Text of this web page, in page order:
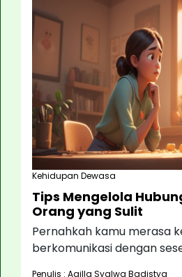
Kehidupan Dewasa
Tips Mengelola
Orang yang Sulit
Pernahkah kamu merasa
berkomunikasi dengan
Penulis : Aqilla Syalwa Badistya